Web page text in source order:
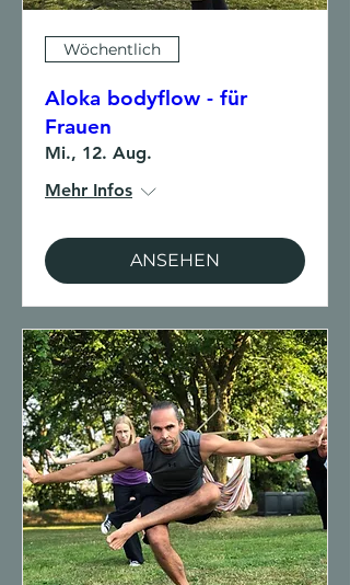
Wöchentlich
Aloka bodyflow - für
Frauen
Mi., 12. Aug.
Mehr Infos
ANSEHEN